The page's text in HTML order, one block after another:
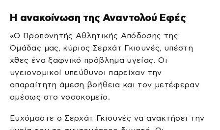
Η ανακοίνωση της Αναντολού Εφές
«Ο Προπονητής Αθλητικής Απόδοσης της
Ομάδας μας, κύριος Σερχάτ Γκιουνές, υπέστη
χθες ένα ξαφνικό πρόβλημα υγείας. Οι
υγειονομικοί υπεύθυνοι παρείχαν την
απαραίτητη άμεση βοήθεια και τον μετέφεραν
αμέσως στο νοσοκομείο.
Ευχόμαστε ο Σερχάτ Γκιουνές να ανακτήσει την